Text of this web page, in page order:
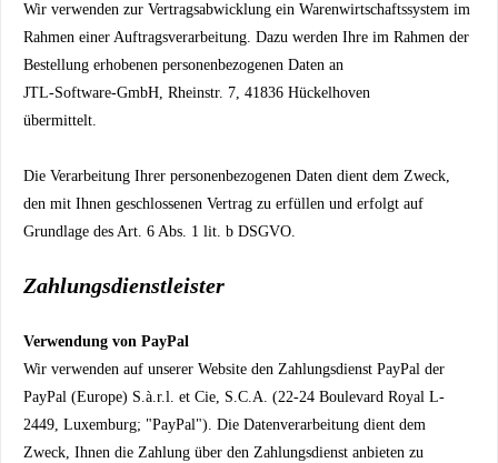
Wir verwenden zur Vertragsabwicklung ein Warenwirtschaftssystem im
Rahmen einer Auftragsverarbeitung. Dazu werden Ihre im Rahmen der
Bestellung erhobenen personenbezogenen Daten an
JTL-Software-GmbH, Rheinstr. 7, 41836 Hückelhoven
übermittelt.
Die Verarbeitung Ihrer personenbezogenen Daten dient dem Zweck,
den mit Ihnen geschlossenen Vertrag zu erfüllen und erfolgt auf
Grundlage des Art. 6 Abs. 1 lit. b DSGVO.
Zahlungsdienstleister
Verwendung von PayPal
Wir verwenden auf unserer Website den Zahlungsdienst PayPal der
PayPal (Europe) S.à.r.l. et Cie, S.C.A. (22-24 Boulevard Royal L-
2449, Luxemburg; "PayPal"). Die Datenverarbeitung dient dem
Zweck, Ihnen die Zahlung über den Zahlungsdienst anbieten zu